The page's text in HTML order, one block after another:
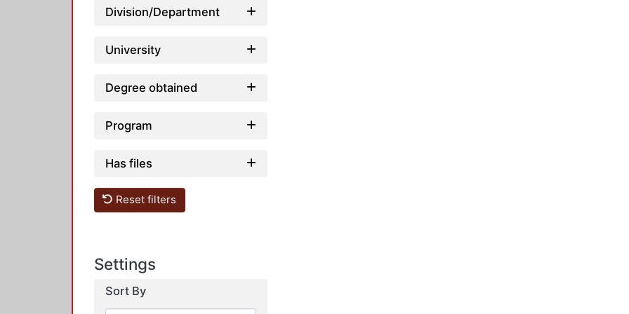
Division/Department
University
Degree obtained
Program
Has files
Reset filters
Settings
Sort By